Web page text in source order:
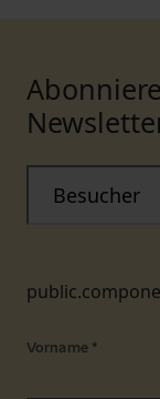
Besucher
Vorname *